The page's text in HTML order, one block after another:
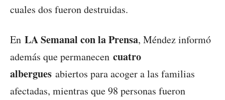
cuales dos fueron destruidas.
En LA Semanal con la Prensa, Méndez informó
además que permanecen cuatro
albergues abiertos para acoger a las familias
afectadas, mientras que 98 personas fueron